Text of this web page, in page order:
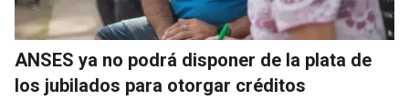
ANSES ya no podrá disponer de la plata de
los jubilados para otorgar créditos